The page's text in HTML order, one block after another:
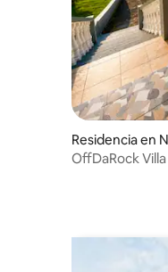
Residencia en
OffDaRock